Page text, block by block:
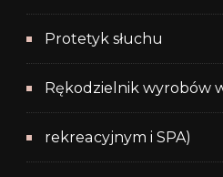
Protetyk słuchu
Rękodzielnik wyrobów
rekreacyjnym i SPA)